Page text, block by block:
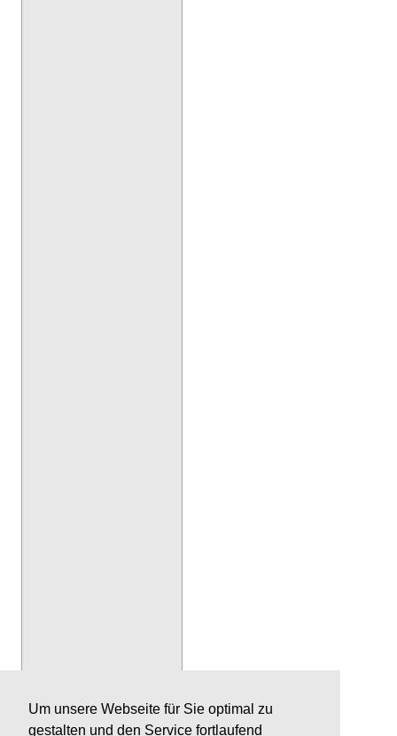
Um unsere Webseite für Sie optimal zu
gestalten und den Service fortlaufend